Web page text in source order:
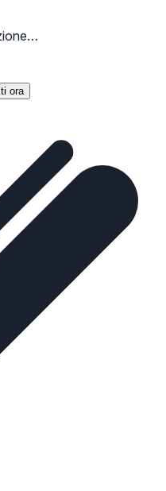
ora